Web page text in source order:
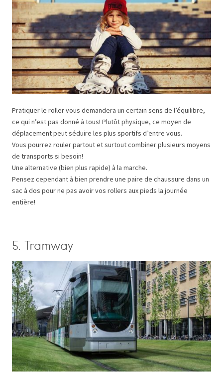
Pratiquer le roller vous demandera un certain sens de l’équilibre,
ce qui n’est pas donné à tous! Plutôt physique, ce moyen de
déplacement peut séduire les plus sportifs d’entre vous.
Vous pourrez rouler partout et surtout combiner plusieurs moyens
de transports si besoin!
Une alternative (bien plus rapide) à la marche.
Pensez cependant à bien prendre une paire de chaussure dans un
sac à dos pour ne pas avoir vos rollers aux pieds la journée
entière!
5. Tramway